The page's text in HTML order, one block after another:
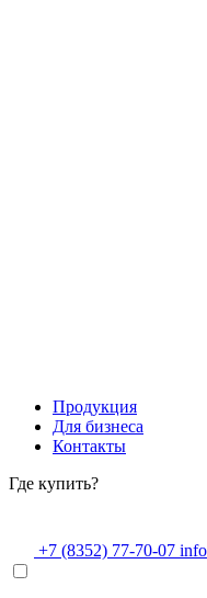
Продукция
Для бизнеса
Контакты
Где купить?
+7 (8352) 77-70-07